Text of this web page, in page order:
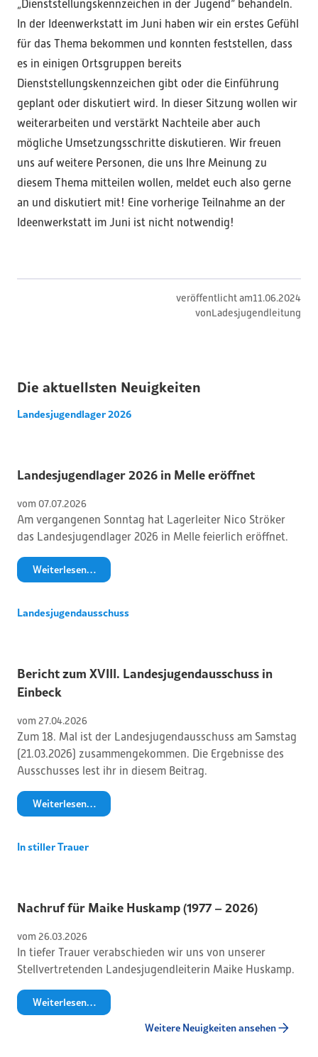
„Dienststellungskennzeichen in der Jugend“ behandeln.
In der Ideenwerkstatt im Juni haben wir ein erstes Gefühl
für das Thema bekommen und konnten feststellen, dass
es in einigen Ortsgruppen bereits
Dienststellungskennzeichen gibt oder die Einführung
geplant oder diskutiert wird. In dieser Sitzung wollen wir
weiterarbeiten und verstärkt Nachteile aber auch
mögliche Umsetzungsschritte diskutieren. Wir freuen
uns auf weitere Personen, die uns Ihre Meinung zu
diesem Thema mitteilen wollen, meldet euch also gerne
an und diskutiert mit! Eine vorherige Teilnahme an der
Ideenwerkstatt im Juni ist nicht notwendig!
veröffentlicht am11.06.2024
vonLadesjugendleitung
Die aktuellsten Neuigkeiten
Landesjugendlager 2026
Landesjugendlager 2026 in Melle eröffnet
vom 07.07.2026
Am vergangenen Sonntag hat Lagerleiter Nico Ströker
das Landesjugendlager 2026 in Melle feierlich eröffnet.
Weiterlesen…
Landesjugendausschuss
Bericht zum XVIII. Landesjugendausschuss in
Einbeck
vom 27.04.2026
Zum 18. Mal ist der Landesjugendausschuss am Samstag
(21.03.2026) zusammengekommen. Die Ergebnisse des
Ausschusses lest ihr in diesem Beitrag.
Weiterlesen…
In stiller Trauer
Nachruf für Maike Huskamp (1977 – 2026)
vom 26.03.2026
In tiefer Trauer verabschieden wir uns von unserer
Stellvertretenden Landesjugendleiterin Maike Huskamp.
Weiterlesen…
Weitere Neuigkeiten ansehen